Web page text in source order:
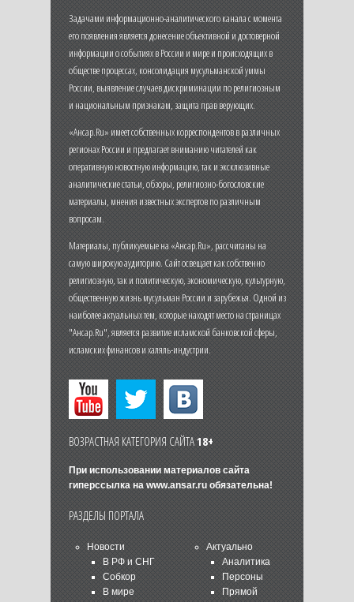
Задачами информационно-аналитического канала с момента
его появления является донесение объективной и достоверной
информации о событиях в России и мире и происходящих в
обществе процессах, консолидация мусульманской уммы
России, выявление случаев дискриминации по религиозным
и национальным признакам, защита прав верующих.
«Ансар.Ru» имеет собственных корреспондентов в различных
регионах России и предлагает вниманию читателей как
оперативную новостную информацию, так и эксклюзивные
аналитические статьи, обзоры, религиозно-богословские
материалы, мнения известных экспертов по различным
вопросам.
Материалы, публикуемые на «Ансар.Ru», рассчитаны на
самую широкую аудиторию. Сайт освещает как собственно
религиозную, так и политическую, экономическую, культурную,
общественную жизнь мусульман России и зарубежья. Одной из
наиболее актуальных тем, которые находят место на страницах
"Ансар.Ru", является развитие исламской банковской сферы,
исламских финансов и халяль-индустрии.
ВОЗРАСТНАЯ КАТЕГОРИЯ САЙТА18+
При использовании материалов сайта
гиперссылка на www.ansar.ruобязательна!
РАЗДЕЛЫ ПОРТАЛА
Новости
В РФ и СНГ
Собкор
В мире
Актуально
Аналитика
Персоны
Прямой